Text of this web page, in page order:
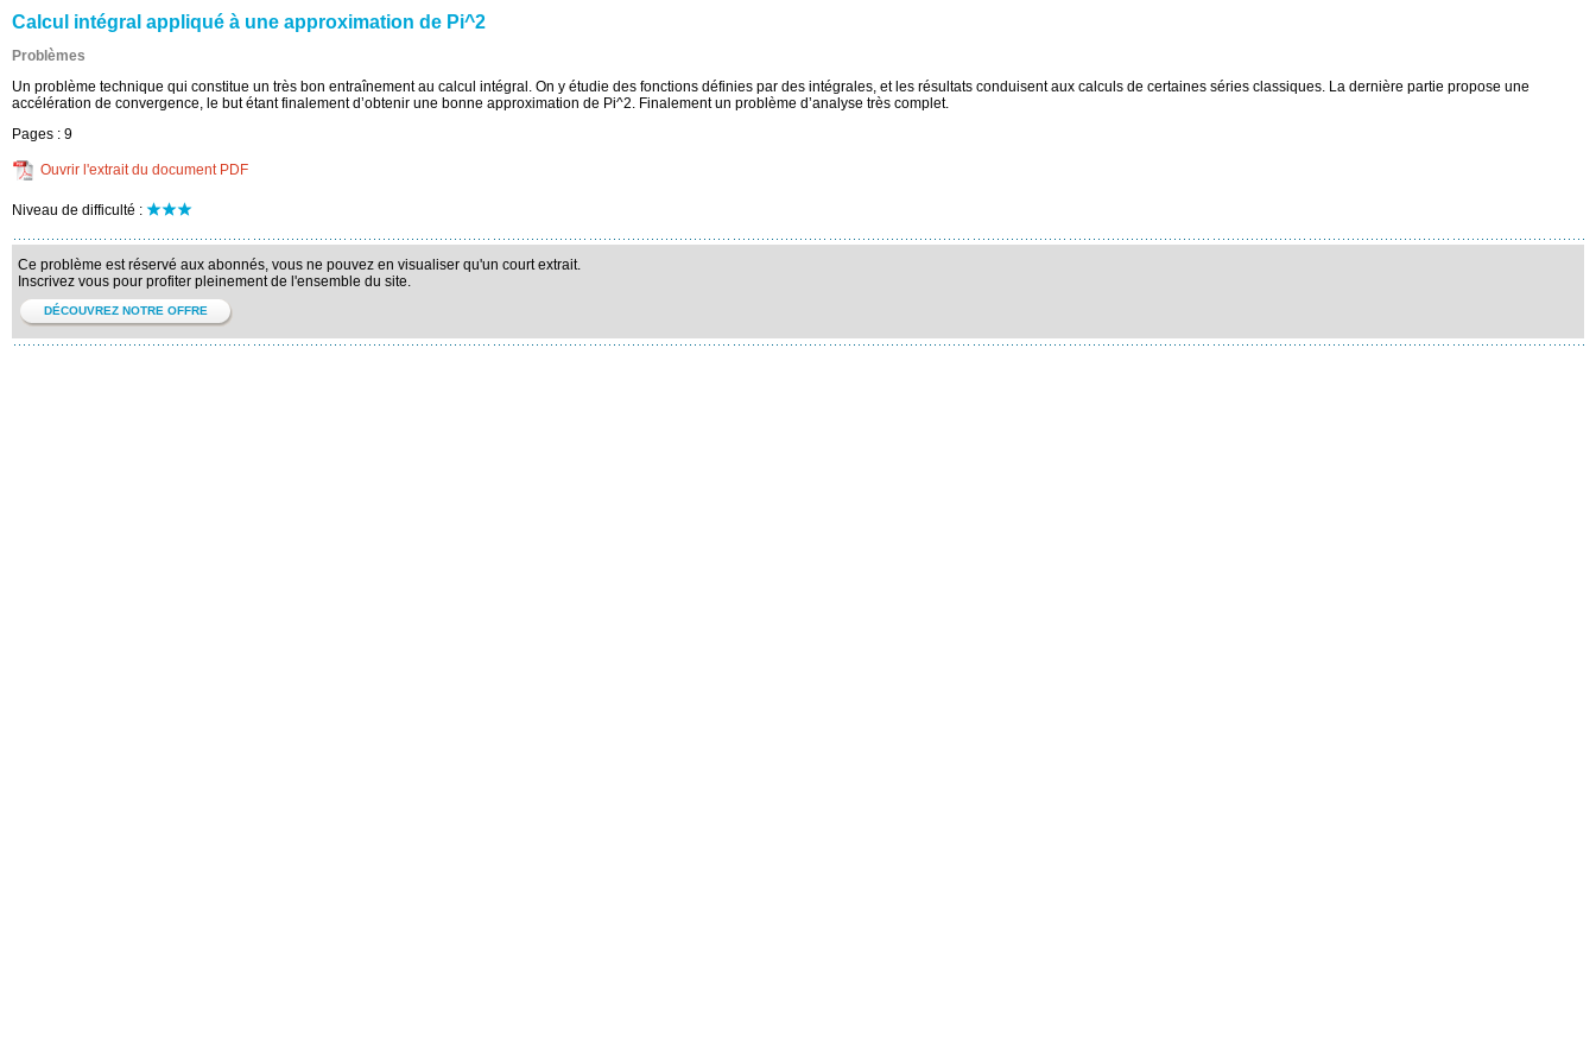
Calcul intégral appliqué à une approximation de Pi^2
Problèmes
Un problème technique qui constitue un très bon entraînement au calcul intégral. On y étudie des fonctions définies par des intégrales, et les résultats conduisent aux calculs de certaines séries classiques. La dernière partie propose une
accélération de convergence, le but étant finalement d’obtenir une bonne approximation de Pi^2. Finalement un problème d’analyse très complet.
Pages : 9
Ouvrir l'extrait du document PDF
Niveau de difficulté :
Ce problème est réservé aux abonnés, vous ne pouvez en visualiser qu'un court extrait.
Inscrivez vous pour profiter pleinement de l'ensemble du site.
DÉCOUVREZ NOTRE OFFRE